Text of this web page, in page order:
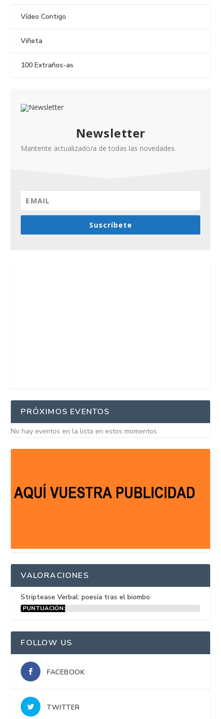
Vídeo Contigo
Viñeta
100 Extraños-as
Newsletter
Mantente actualizado/a de todas las novedades.
Suscríbete
PRÓXIMOS EVENTOS
No hay eventos en la lista en estos momentos
VALORACIONES
Striptease Verbal: poesía tras el biombo
PUNTUACIÓN:
FOLLOW US
FACEBOOK
TWITTER